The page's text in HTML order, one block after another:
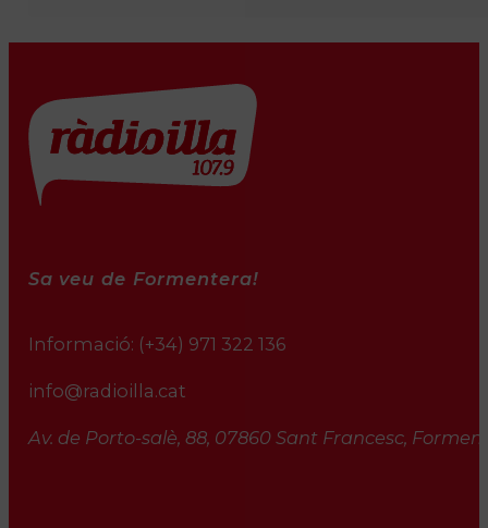
Sa veu de Formentera!
Informació: (+34) 971 322 136
info@radioilla.cat
Av. de Porto-salè, 88, 07860 Sant Francesc,